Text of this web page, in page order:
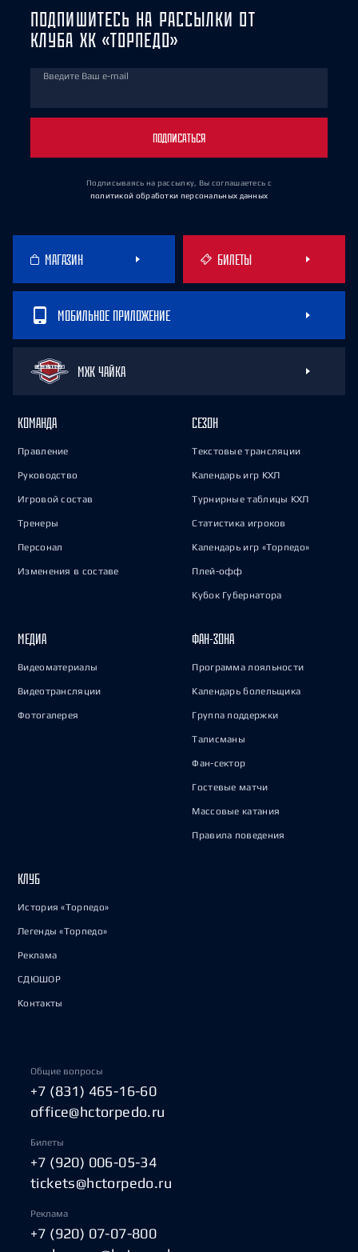
ПОДПИШИТЕСЬ НА РАССЫЛКИ ОТ
КЛУБА ХК «ТОРПЕДО»
Введите Ваш e-mail
ПОДПИСАТЬСЯ
Подписываясь на рассылку, Вы соглашаетесь с
политикой обработки персональных данных
МАГАЗИН БИЛЕТЫ
МОБИЛЬНОЕ ПРИЛОЖЕНИЕ
МХК ЧАЙКА
КОМАНДА
Правление
Руководство
Игровой состав
Тренеры
Персонал
Изменения в составе
СЕЗОН
Текстовые трансляции
Календарь игр КХЛ
Турнирные таблицы КХЛ
Статистика игроков
Календарь игр «Торпедо»
Плей-офф
Кубок Губернатора
МЕДИА
Видеоматериалы
Видеотрансляции
Фотогалерея
ФАН-ЗОНА
Программа лояльности
Календарь болельщика
Группа поддержки
Талисманы
Фан-сектор
Гостевые матчи
Массовые катания
Правила поведения
КЛУБ
История «Торпедо»
Легенды «Торпедо»
Реклама
СДЮШОР
Контакты
Общие вопросы
+7 (831) 465-16-60
office@hctorpedo.ru
Билеты
+7 (920) 006-05-34
tickets@hctorpedo.ru
Реклама
+7 (920) 07-07-800